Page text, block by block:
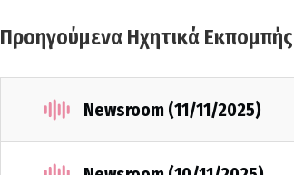
Προηγούμενα Ηχητικά Εκπομπής
Newsroom (11/11/2025)